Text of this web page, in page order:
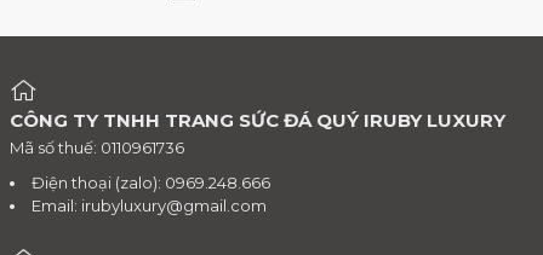
CÔNG TY TNHH TRANG SỨC ĐÁ QUÝ IRUBY LUXURY
Mã số thuế: 0110961736
Điện thoại (zalo): 0969.248.666
Email: irubyluxury@gmail.com